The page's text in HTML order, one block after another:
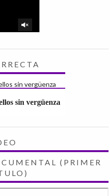
sin vergüenza
(PRIMER